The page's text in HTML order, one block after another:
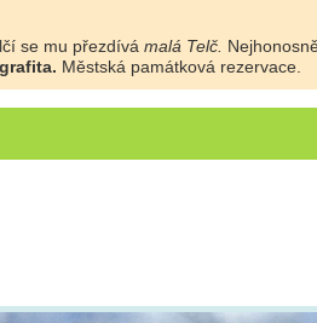
se mu přezdívá malá Telč.
Městská památková rezervace.